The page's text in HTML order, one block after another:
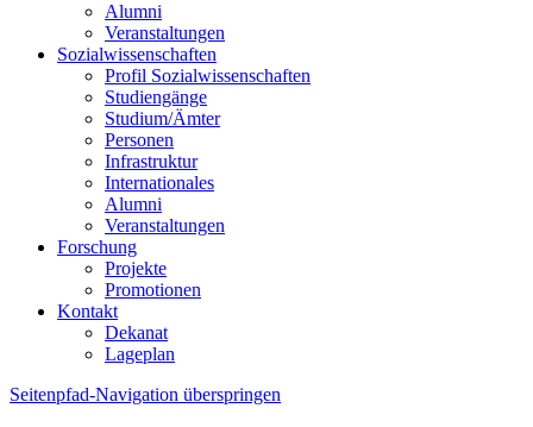
Alumni
Veranstaltungen
Sozialwissenschaften
Profil Sozialwissenschaften
Studiengänge
Studium/Ämter
Personen
Infrastruktur
Internationales
Alumni
Veranstaltungen
Forschung
Projekte
Promotionen
Kontakt
Dekanat
Lageplan
Seitenpfad-Navigation überspringen